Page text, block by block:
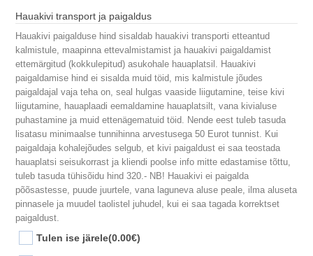
Hauakivi transport ja paigaldus
Hauakivi paigalduse hind sisaldab hauakivi transporti etteantud
kalmistule, maapinna ettevalmistamist ja hauakivi paigaldamist
ettemärgitud (kokkulepitud) asukohale hauaplatsil. Hauakivi
paigaldamise hind ei sisalda muid töid, mis kalmistule jõudes
paigaldajal vaja teha on, seal hulgas vaaside liigutamine, teise kivi
liigutamine, hauaplaadi eemaldamine hauaplatsilt, vana kivialuse
puhastamine ja muid ettenägematuid töid. Nende eest tuleb tasuda
lisatasu minimaalse tunnihinna arvestusega 50 Eurot tunnist. Kui
paigaldaja kohalejõudes selgub, et kivi paigaldust ei saa teostada
hauaplatsi seisukorrast ja kliendi poolse info mitte edastamise tõttu,
tuleb tasuda tühisõidu hind 320.- NB! Hauakivi ei paigalda
põõsastesse, puude juurtele, vana laguneva aluse peale, ilma aluseta
pinnasele ja muudel taolistel juhudel, kui ei saa tagada korrektset
paigaldust.
Tulen ise järele(0.00€)